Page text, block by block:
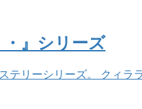
』シリーズ
リーシリーズ。 クィラ